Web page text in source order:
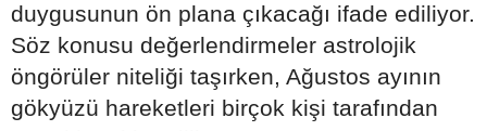
duygusunun ön plana çıkacağı ifade ediliyor.
Söz konusu değerlendirmeler astrolojik
öngörüler niteliği taşırken, Ağustos ayının
gökyüzü hareketleri birçok kişi tarafından